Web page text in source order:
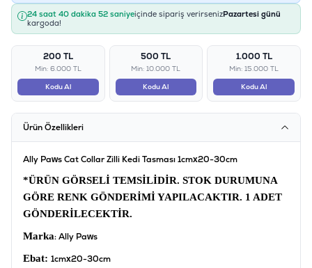
24 saat 40 dakika 52 saniyeiçinde sipariş verirsenizPazartesi günü
kargoda!
200 TL
Min: 6.000 TL
Kodu Al
500 TL
Min: 10.000 TL
Kodu Al
1.000 TL
Min: 15.000 TL
Kodu Al
Ürün Özellikleri
Ally Paws Cat Collar Zilli Kedi Tasması 1cmx20-30cm
*ÜRÜN GÖRSELİ TEMSİLİDİR. STOK DURUMUNA
GÖRE RENK GÖNDERİMİ YAPILACAKTIR. 1 ADET
GÖNDERİLECEKTİR.
Marka: Ally Paws
Ebat: 1cmx20-30cm